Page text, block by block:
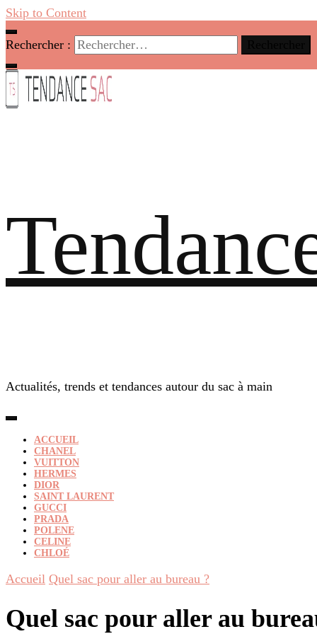
Skip to Content
Rechercher :
Actualités, trends et tendances autour du sac à main
ACCUEIL
CHANEL
VUITTON
HERMES
DIOR
SAINT LAURENT
GUCCI
PRADA
POLENE
CELINE
CHLOÉ
Accueil Quel sac pour aller au bureau ?
Quel sac pour aller au